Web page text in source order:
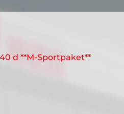
d **M-Sportpaket**